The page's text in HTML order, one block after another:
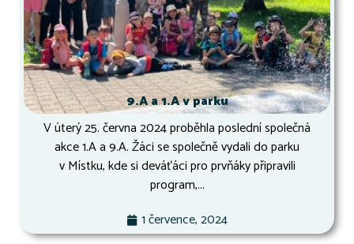
9.A a 1.A v parku
V úterý 25. června 2024 proběhla poslední společná
akce 1.A a 9.A. Žáci se společně vydali do parku
v Místku, kde si deváťáci pro prvňáky připravili
program,...
1 července, 2024